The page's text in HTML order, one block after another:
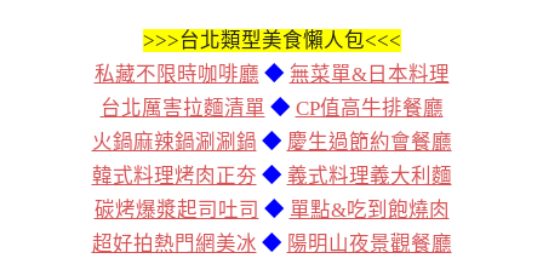
>>>台北類型美食懶人包<<<
私藏不限時咖啡廳 ◆ 無菜單&日本料理
台北厲害拉麵清單 ◆ CP值高牛排餐廳
火鍋麻辣鍋涮涮鍋 ◆ 慶生過節約會餐廳
韓式料理烤肉正夯 ◆ 義式料理義大利麵
碳烤爆漿起司吐司 ◆ 單點&吃到飽燒肉
超好拍熱門網美冰 ◆ 陽明山夜景觀餐廳